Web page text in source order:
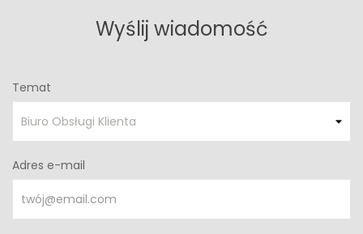
Wyślij wiadomość
Temat
Adres e-mail